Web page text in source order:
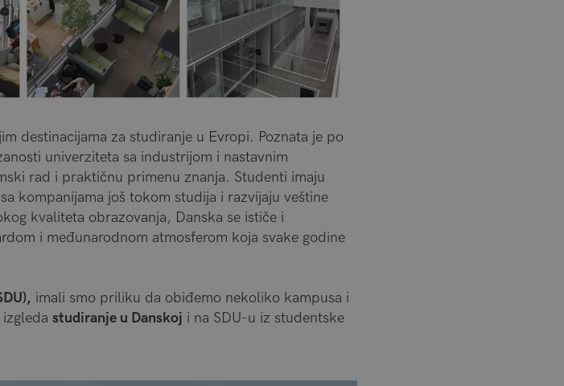
destinacijama za studiranje u Evropi. Poznata je po
univerziteta sa industrijom i nastavnim
rad i praktičnu primenu znanja. Studenti imaju
kompanijama još tokom studija i razvijaju veštine
kvaliteta obrazovanja, Danska se ističe i
i međunarodnom atmosferom koja svake godine
imali smo priliku da obiđemo nekoliko kampusa i
studiranje u Danskoj i na SDU-u iz studentske